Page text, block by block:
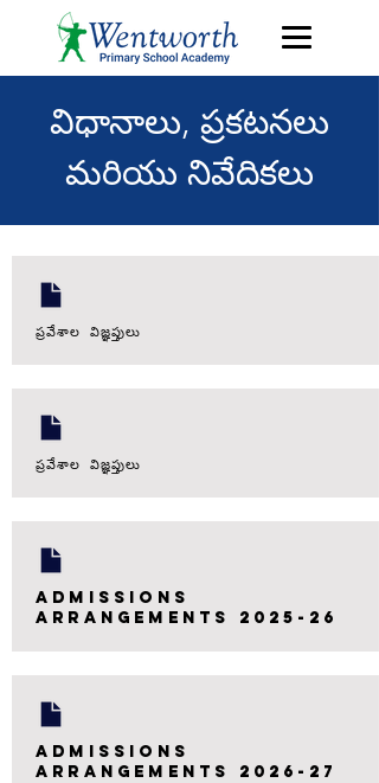
విధానాలు, ప్రకటనలు
మరియు నివేదికలు
ప్రవేశాల విజ్ఞప్తులు
ప్రవేశాల విజ్ఞప్తులు
admissions
arrangements 2025-26
admissions
arrangements 2026-27